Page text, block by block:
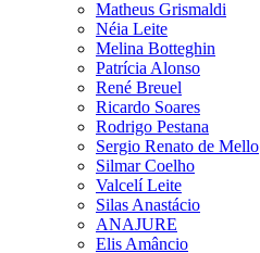
Matheus Grismaldi
Néia Leite
Melina Botteghin
Patrícia Alonso
René Breuel
Ricardo Soares
Rodrigo Pestana
Sergio Renato de Mello
Silmar Coelho
Valcelí Leite
Silas Anastácio
ANAJURE
Elis Amâncio